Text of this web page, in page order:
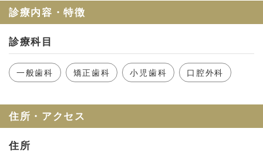
セルフチェック
診療内容・特徴
診療科目
一般歯科 矯正歯科 小児歯科 口腔外科
住所・アクセス
住所